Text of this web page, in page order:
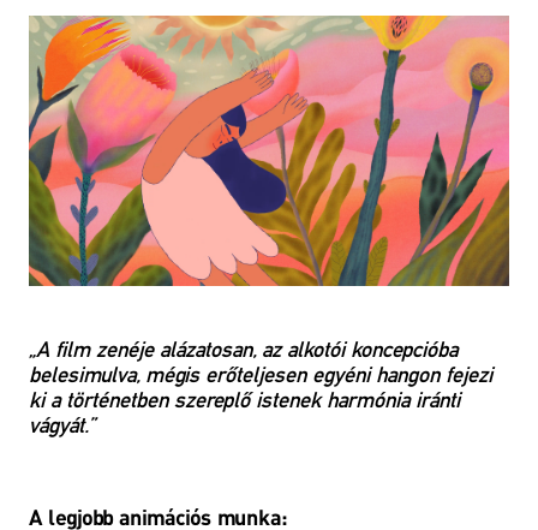
„A film zenéje alázatosan, az alkotói koncepcióba
belesimulva, mégis erőteljesen egyéni hangon fejezi
ki a történetben szereplő istenek harmónia iránti
vágyát.”
A legjobb animációs munka: